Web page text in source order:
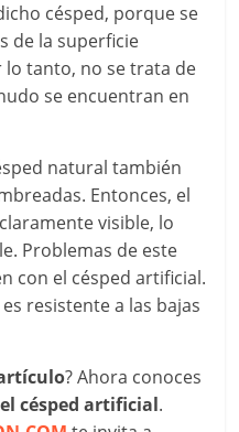
césped, porque se
de la superficie
tanto, no se trata de
se encuentran en
natural también
Entonces, el
visible, lo
Problemas de este
con el césped artificial.
resistente a las bajas
? Ahora conoces
césped artificial.